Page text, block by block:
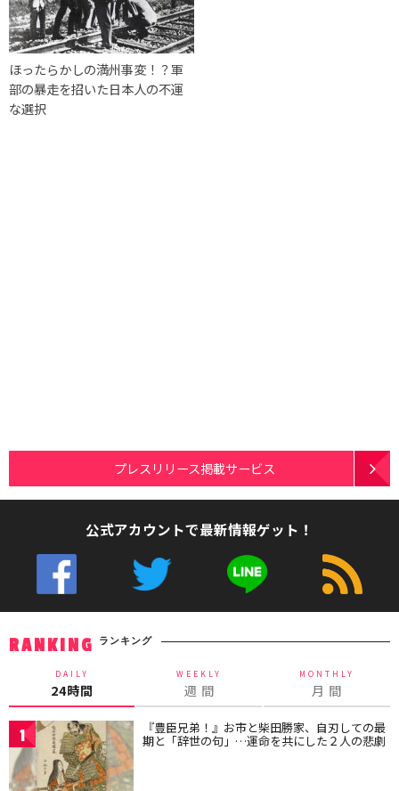
ほったらかしの満州事変！？軍
部の暴走を招いた日本人の不運
な選択
プレスリリース掲載サービス
公式アカウントで最新情報ゲット！
RANKING ランキング
DAILY
24時間
WEEKLY
週 間
MONTHLY
月 間
1 『豊臣兄弟！』お市と柴田勝家、自刃しての最
期と「辞世の句」…運命を共にした２人の悲劇